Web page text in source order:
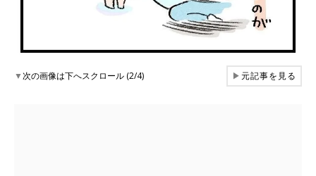
▼次の画像は下へスクロール (2/4) ▶元記事を見る